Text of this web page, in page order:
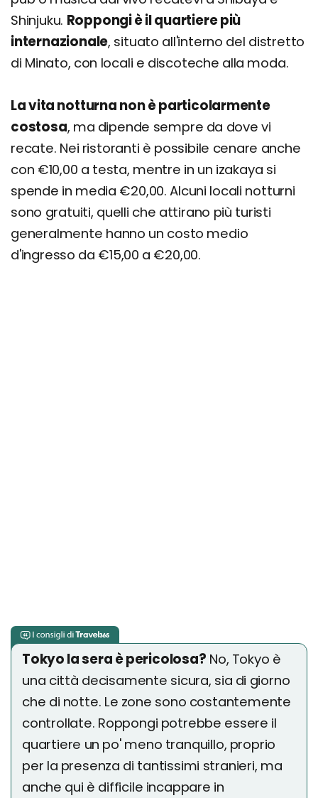
Shinjuku. Roppongi è il quartiere più
internazionale, situato all'interno del distretto
di Minato, con locali e discoteche alla moda.
La vita notturna non è particolarmente
costosa, ma dipende sempre da dove vi
recate. Nei ristoranti è possibile cenare anche
con €10,00 a testa, mentre in un izakaya si
spende in media €20,00. Alcuni locali notturni
sono gratuiti, quelli che attirano più turisti
generalmente hanno un costo medio
d'ingresso da €15,00 a €20,00.
Tokyo la sera è pericolosa? No, Tokyo è
una città decisamente sicura, sia di giorno
che di notte. Le zone sono costantemente
controllate. Roppongi potrebbe essere il
quartiere un po' meno tranquillo, proprio
per la presenza di tantissimi stranieri, ma
anche qui è difficile incappare in